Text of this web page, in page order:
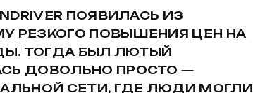
ПОЯВИЛАСЬ ИЗ
РЕЗКОГО ПОВЫШЕНИЯ ЦЕН НА
ТОГДА БЫЛ ЛЮТЫЙ
ДОВОЛЬНО ПРОСТО —
СЕТИ, ГДЕ ЛЮДИ МОГЛИ